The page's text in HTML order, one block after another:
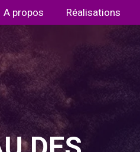
A propos Réalisations